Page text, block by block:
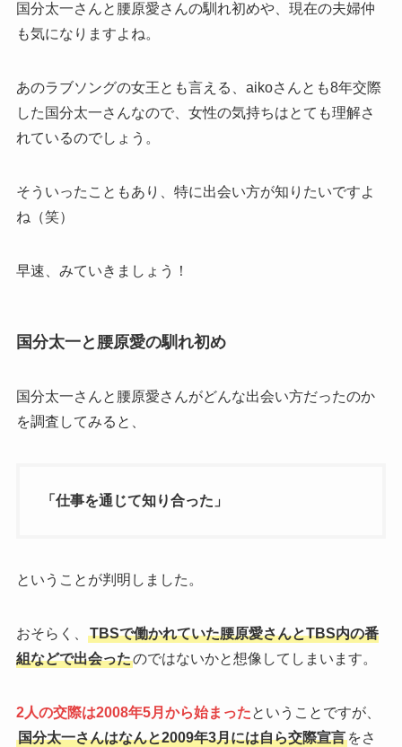
国分太一さんと腰原愛さんの馴れ初めや、現在の夫婦仲
も気になりますよね。
あのラブソングの女王とも言える、aikoさんとも8年交際
した国分太一さんなので、女性の気持ちはとても理解さ
れているのでしょう。
そういったこともあり、特に出会い方が知りたいですよ
ね（笑）
早速、みていきましょう！
国分太一と腰原愛の馴れ初め
国分太一さんと腰原愛さんがどんな出会い方だったのか
を調査してみると、
「仕事を通じて知り合った」
ということが判明しました。
おそらく、
TBSで働かれていた腰原愛さんとTBS内の番
組などで出会ったのではないかと想像してしまいます。
2人の交際は2008年5月から始まったということですが、
国分太一さんはなんと2009年3月には自ら交際宣言をさ